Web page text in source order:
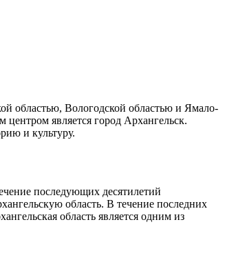
областью, Вологодской областью и Ямало-
является город Архангельск.
и культуру.
последующих десятилетий
область. В течение последних
область является одним из